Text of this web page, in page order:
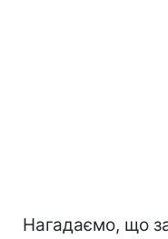
Нагадаємо, що